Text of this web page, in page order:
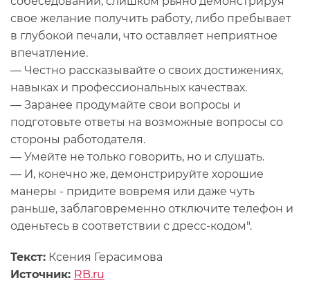
свое желание получить работу, либо пребывает
в глубокой печали, что оставляет неприятное
впечатление.
— Честно рассказывайте о своих достижениях,
навыках и профессиональных качествах.
— Заранее продумайте свои вопросы и
подготовьте ответы на возможные вопросы со
стороны работодателя.
— Умейте не только говорить, но и слушать.
— И, конечно же, демонстрируйте хорошие
манеры - придите вовремя или даже чуть
раньше, заблаговременно отключите телефон и
оденьтесь в соответствии с дресс-кодом".
Текст: Ксения Герасимова
Источник: RB.ru